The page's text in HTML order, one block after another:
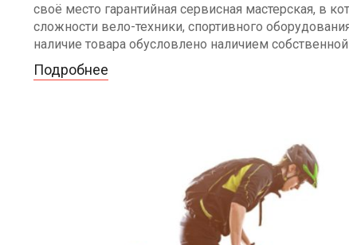
своё место гарантийная сервисная мастерская,
сложности вело-техники, спортивного
наличие товара обусловлено наличием
Подробнее